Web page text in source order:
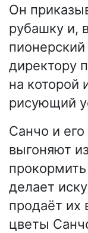
Он
рубашку и,
пионерский
директору
на которой
рисующий
Санчо и
выгоняют
делает
продаёт их
цветы